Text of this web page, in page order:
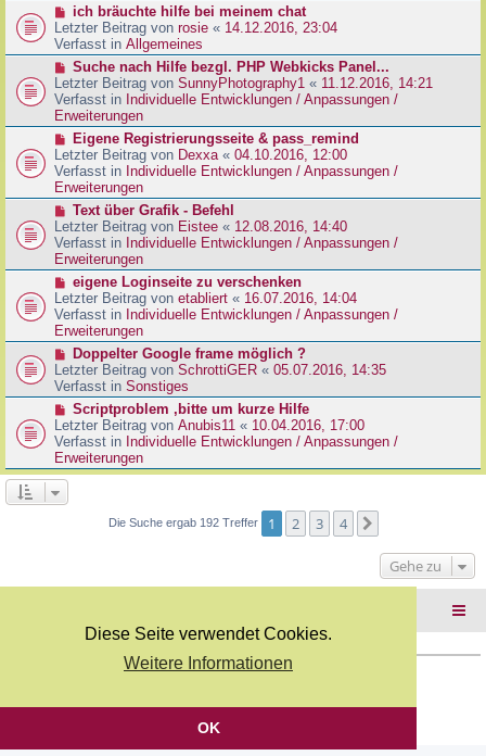
Diese Seite verwendet Cookies.
Weitere Informationen
OK
g
r
a
g
e
r
B
e
t
r
a
g
N
e
u
e
r
B
e
i
r
a
g
ich bräuchte hilfe bei meinem chat
Letzter Beitrag von rosie « 14.12.2016, 23:04
Verfasst in Allgemeines
N
e
u
e
r
B
e
i
t
a
g
Suche nach Hilfe bezgl. PHP Webkicks Panel...
Letzter Beitrag von SunnyPhotography1 « 11.12.2016, 14:21
Verfasst in Individuelle Entwicklungen / Anpassungen /
Erweiterungen
N
e
u
e
r
B
e
i
t
a
g
Eigene Registrierungsseite & pass_remind
Letzter Beitrag von Dexxa« 04.10.2016, 12:00
Verfasst in Individuelle Entwicklungen / Anpassungen /
Erweiterungen
N
e
u
e
r
B
e
i
t
a
g
Text über Grafik - Befehl
Letzter Beitrag von Eistee « 12.08.2016, 14:40
Verfasst in Individuelle Entwicklungen / Anpassungen /
Erweiterungen
N
e
u
e
r
B
e
i
r
a
g
eigene Loginseite zu verschenken
Letzter Beitrag von etabliert « 16.07.2016, 14:04
Verfasst in Individuelle Entwicklungen / Anpassungen /
Erweiterungen
N
e
u
e
r
B
e
i
t
r
Doppelter Google frame möglich ?
Letzter Beitrag von SchrottiGER « 05.07.2016, 14:35
Verfasst in Sonstiges
N
e
u
e
r
e
g
Scriptproblem ,bitte um kurze Hilfe
Letzter Beitrag von Anubis11 « 10.04.2016, 17:00
Verfasst in Individuelle Entwicklungen / Anpassungen /
Erweiterungen
Die Suche ergab 192 Treffer 1 2 3 4
Gehe zu
Deutsche Übersetzung durchphpBB.de